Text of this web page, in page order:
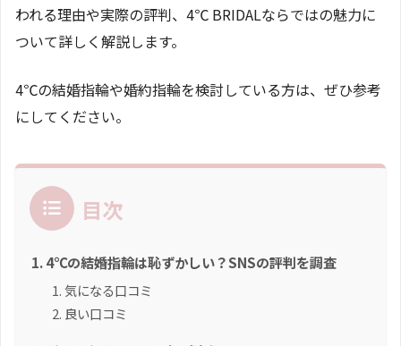
われる理由や実際の評判、4℃ BRIDALならではの魅力に
ついて詳しく解説します。
4℃の結婚指輪や婚約指輪を検討している方は、ぜひ参考
にしてください。
目次
4℃の結婚指輪は恥ずかしい？SNSの評判を調査
気になる口コミ
良い口コミ